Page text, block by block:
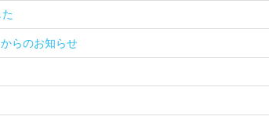
らのお知らせ